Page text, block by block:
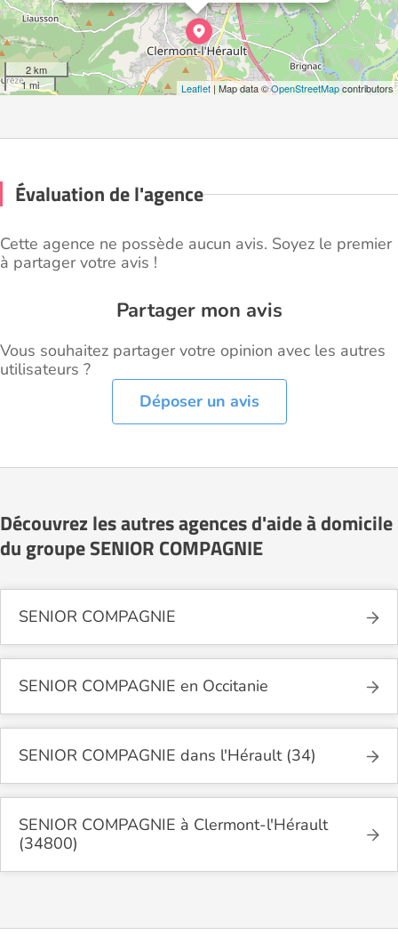
2 km
1 mi
Leaflet | Map data ©OpenStreetMapcontributors
Évaluation de l'agence
Cette agence ne possède aucun avis. Soyez le premier
à partager votre avis !
Partager mon avis
Vous souhaitez partager votre opinion avec les autres
utilisateurs ?
Déposer un avis
Découvrez les autres agences d'aide à domicile
du groupe SENIOR COMPAGNIE
SENIOR COMPAGNIE
SENIOR COMPAGNIE en Occitanie
SENIOR COMPAGNIE dans l'Hérault (34)
SENIOR COMPAGNIE à Clermont-l'Hérault
(34800)